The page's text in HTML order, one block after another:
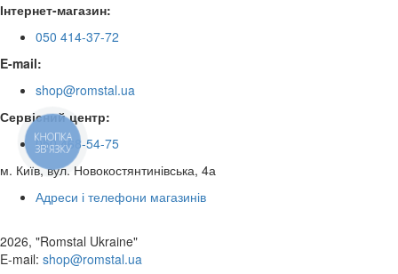
Інтернет-магазин:
050 414-37-72
E-mail:
shop@romstal.ua
Сервісний центр:
050 468-54-75
м. Київ, вул. Новокостянтинівська, 4а
Адреси і телефони магазинів
2026, "Romstal Ukraine"
​E-mail: shop@romstal.ua
КНОПКА
ЗВ'ЯЗКУ